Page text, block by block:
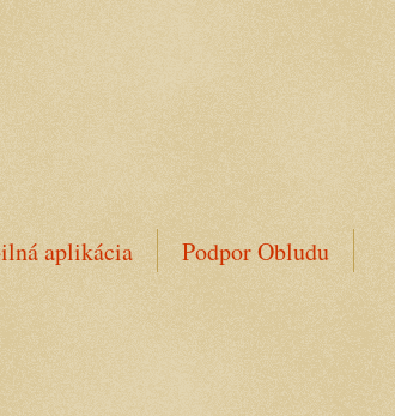
aplikácia Podpor Obludu